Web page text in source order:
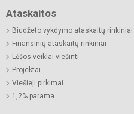
Ataskaitos
Biudžeto vykdymo ataskaitų rinkiniai
Finansinių ataskaitų rinkiniai
Lėšos veiklai viešinti
Projektai
Viešieji pirkimai
1,2% parama